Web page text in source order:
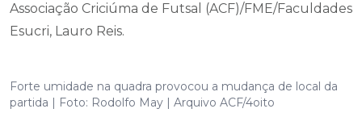
Associação Criciúma de Futsal (ACF)/FME/Faculdades
Esucri, Lauro Reis.
Forte umidade na quadra provocou a mudança de local da
partida | Foto: Rodolfo May | Arquivo ACF/4oito